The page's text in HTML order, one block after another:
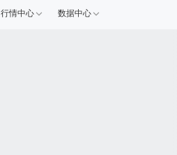
行情中心 数据中心